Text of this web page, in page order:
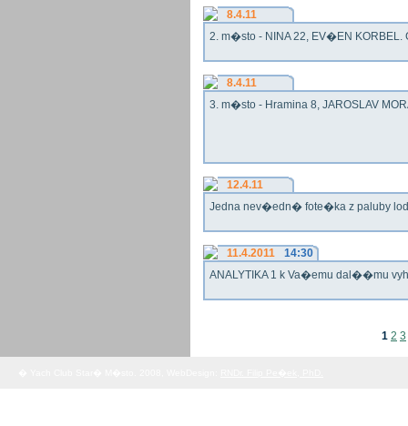
8.4.11
2. m�sto - NINA 22, EV�EN KORBEL.
8.4.11
3. m�sto - Hramina 8, JAROSLAV
12.4.11
Jedna nev�edn� fote�ka z paluby
11.4.2011
14:30
ANALYTIKA 1 k Va�emu dal��mu
1 2 3